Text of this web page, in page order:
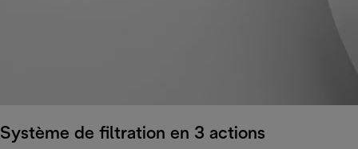
Système de filtration en 3 actions